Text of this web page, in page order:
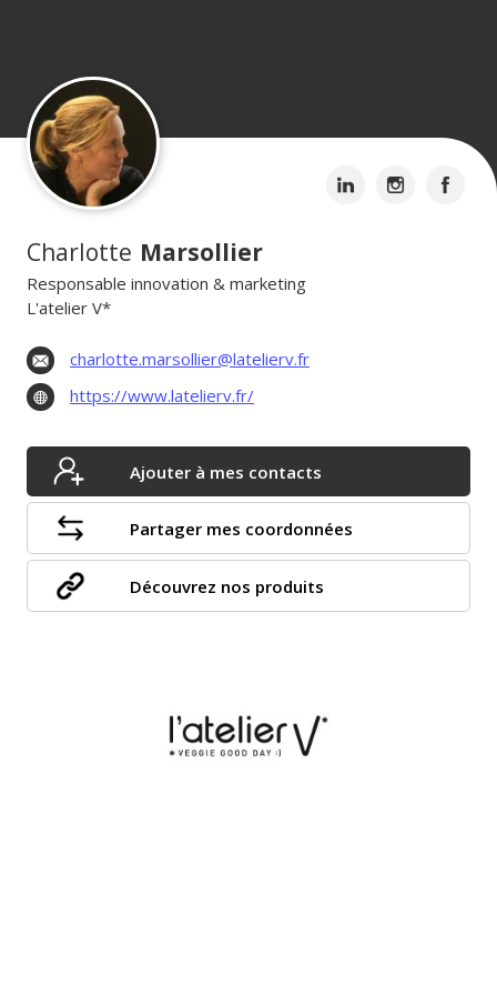
Charlotte Marsollier
Responsable innovation & marketing
L'atelier V*
charlotte.marsollier@latelierv.fr
https://www.latelierv.fr/
Ajouter à mes contacts
Partager mes coordonnées
Découvrez nos produits